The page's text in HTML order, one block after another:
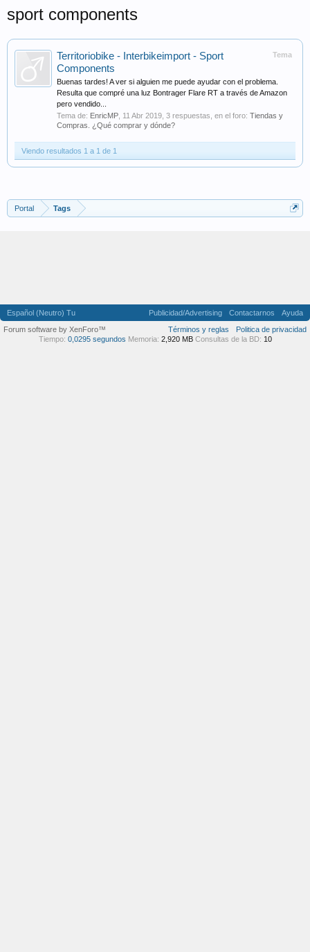
sport components
Tema
Territoriobike - Interbikeimport - Sport
Components
Buenas tardes! A ver si alguien me puede ayudar con el problema.
Resulta que compré una luz Bontrager Flare RT a través de Amazon
pero vendido...
Tema de: EnricMP 11 Abr 2019 , 3 respuestas, en el foro: Tiendas y
Compras. ¿Qué comprar y dónde?
Viendo resultados 1 a 1 de 1
Portal Tags
Español (Neutro) Tu Publicidad/Advertising Contactarnos
Ayuda
Términos y reglas
Politica de privacidad
Forum software by XenForo™
Tiempo: 0,0295 segundos Memoria: 2,920 MB Consultas de la BD: 10